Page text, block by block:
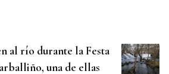
al río durante la Festa
una de ellas